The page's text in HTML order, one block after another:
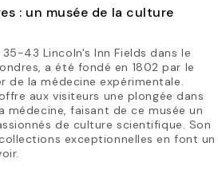
: un musée de la culture
43 Lincoln's Inn Fields dans le
a été fondé en 1802 par le
de la médecine expérimentale.
aux visiteurs une plongée dans
médecine, faisant de ce musée un
de culture scientifique. Son
exceptionnelles en font un